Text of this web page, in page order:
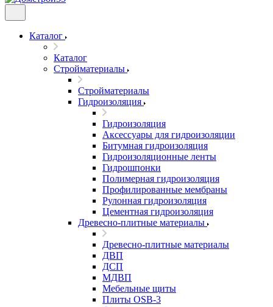
Каталог
Каталог
Стройматериалы
Стройматериалы
Гидроизоляция
Гидроизоляция
Аксессуары для гидроизоляции
Битумная гидроизоляция
Гидроизоляционные ленты
Гидрошпонки
Полимерная гидроизоляция
Профилированные мембраны
Рулонная гидроизоляция
Цементная гидроизоляция
Древесно-плитные материалы
Древесно-плитные материалы
ДВП
ДСП
МДВП
Мебельные щиты
Плиты OSB-3